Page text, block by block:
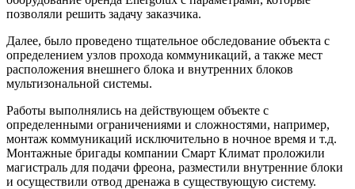
позволяли решить задачу заказчика.
Далее, было проведено тщательное обследование объекта с
определением узлов прохода коммуникаций, а также мест
расположения внешнего блока и внутренних блоков
мультизональной системы.
Работы выполнялись на действующем объекте с
определенными ограничениями и сложностями, например,
монтаж коммуникаций исключительно в ночное время и т.д.
Монтажные бригады компании Смарт Климат проложили
магистраль для подачи фреона, разместили внутренние блоки
и осуществили отвод дренажа в существующую систему.